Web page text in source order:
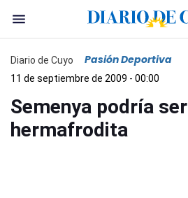
Diario de Cuyo Pasión Deportiva
11 de septiembre de 2009 - 00:00
Semenya podría ser
hermafrodita